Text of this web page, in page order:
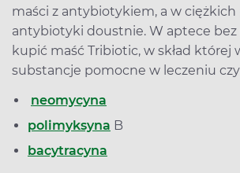
maści z antybiotykiem, a w
antybiotyki doustnie. W aptece
kupić maść Tribiotic, w skład której
substancje pomocne w leczeniu
neomycyna
polimyksyna B
bacytracyna